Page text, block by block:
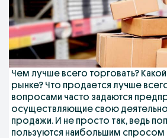
Чем лучше всего торговать?
рынке? Что продается лучше
вопросами часто задаются
осуществляющие свою
продажи. И не просто так, ведь
пользуются наибольшим спросом